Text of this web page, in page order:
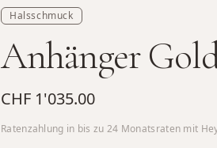
Halsschmuck
Anhänger
CHF 1'035.00
Ratenzahlung in bis zu 24 Monatsraten mit